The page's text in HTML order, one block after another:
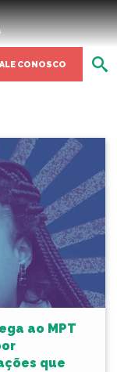
CONOSCO
ao MPT
que